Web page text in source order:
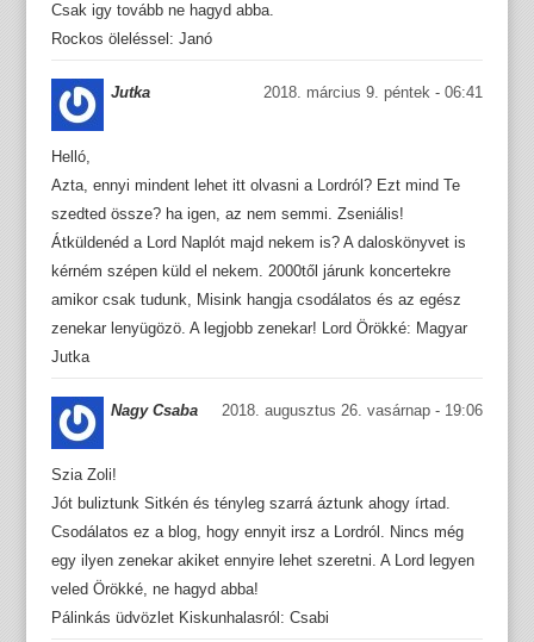
Csak igy tovább ne hagyd abba.
Rockos öleléssel: Janó
Jutka 2018. március 9. péntek - 06:41
Helló,
Azta, ennyi mindent lehet itt olvasni a Lordról? Ezt mind Te
szedted össze? ha igen, az nem semmi. Zseniális!
Átküldenéd a Lord Naplót majd nekem is? A daloskönyvet is
kérném szépen küld el nekem. 2000től járunk koncertekre
amikor csak tudunk, Misink hangja csodálatos és az egész
zenekar lenyügözö. A legjobb zenekar! Lord Örökké: Magyar
Jutka
Nagy Csaba 2018. augusztus 26. vasárnap - 19:06
Szia Zoli!
Jót buliztunk Sitkén és tényleg szarrá áztunk ahogy írtad.
Csodálatos ez a blog, hogy ennyit irsz a Lordról. Nincs még
egy ilyen zenekar akiket ennyire lehet szeretni. A Lord legyen
veled Örökké, ne hagyd abba!
Pálinkás üdvözlet Kiskunhalasról: Csabi